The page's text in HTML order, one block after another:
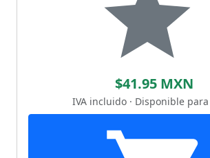
$41.95 MXN
IVA incluido · Disponible